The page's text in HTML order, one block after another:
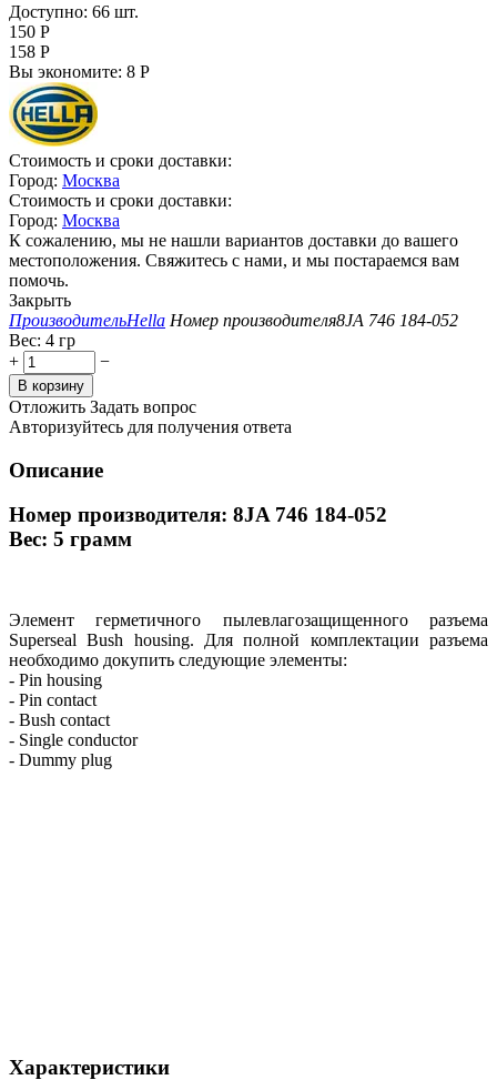
Доступно: 66 шт.
150 Р
158 Р
Вы экономите: 8 Р
Стоимость и сроки доставки:
Город: Москва
Стоимость и сроки доставки:
Город: Москва
К сожалению, мы не нашли вариантов доставки до вашего
местоположения. Свяжитесь с нами, и мы постараемся вам
помочь.
Закрыть
ПроизводительHella Номер производителя8JA 746 184-052
Вес: 4 гр
+
−
В корзину
Отложить Задать вопрос
Авторизуйтесь для получения ответа
Описание
Номер производителя: 8JA 746 184-052
Вес: 5 грамм
Элемент герметичного пылевлагозащищенного разъема
Superseal Bush housing. Для полной комплектации разъема
необходимо докупить следующие элементы:
- Pin housing
- Pin contact
- Bush contact
- Single conductor
- Dummy plug
Характеристики